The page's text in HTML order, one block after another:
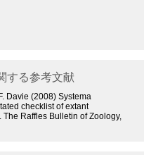
する参考文献
Davie (2008) Systema
checklist of extant
Raffles Bulletin of Zoology,